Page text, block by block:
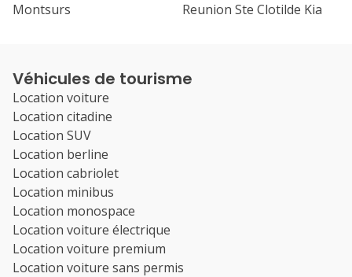
Montsurs
Reunion Ste Clotilde Kia
Véhicules de tourisme
Location voiture
Location citadine
Location SUV
Location berline
Location cabriolet
Location minibus
Location monospace
Location voiture électrique
Location voiture premium
Location voiture sans permis